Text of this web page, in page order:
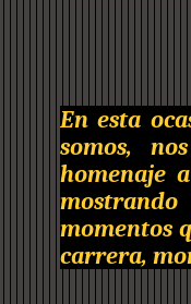
En esta
somos,
homenaje
momentos
carrera,